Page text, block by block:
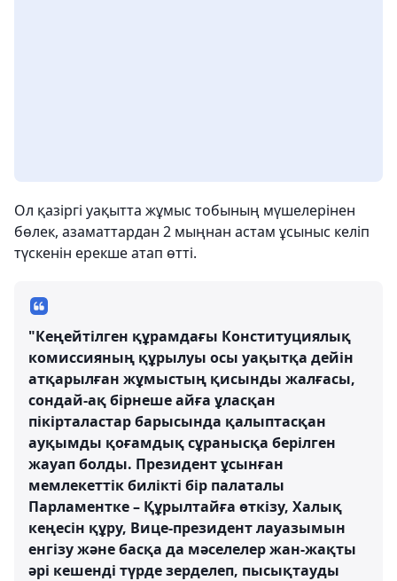
Ол қазіргі уақытта жұмыс тобының мүшелерінен
бөлек, азаматтардан 2 мыңнан астам ұсыныс келіп
түскенін ерекше атап өтті.
"Кеңейтілген құрамдағы Конституциялық
комиссияның құрылуы осы уақытқа дейін
атқарылған жұмыстың қисынды жалғасы,
сондай-ақ бірнеше айға ұласқан
пікірталастар барысында қалыптасқан
ауқымды қоғамдық сұранысқа берілген
жауап болды. Президент ұсынған
мемлекеттік билікті бір палаталы
Парламентке – Құрылтайға өткізу, Халық
кеңесін құру, Вице-президент лауазымын
енгізу және басқа да мәселелер жан-жақты
әрі кешенді түрде зерделеп, пысықтауды